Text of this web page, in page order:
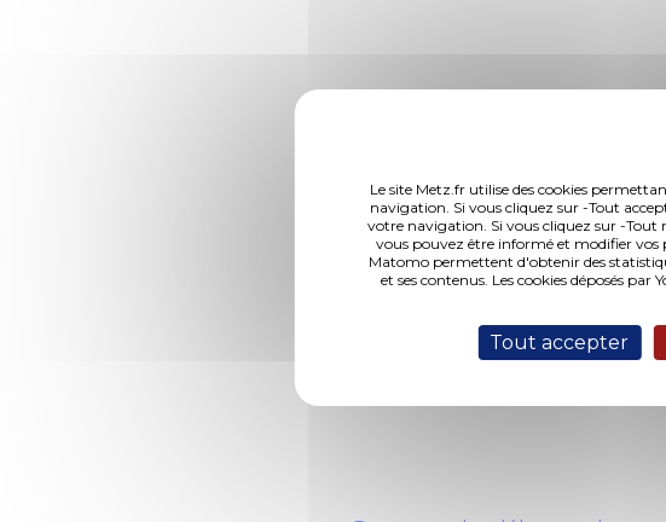
Le site Metz.fr utilise des cookies
navigation. Si vous cliquez sur -Tout
votre navigation. Si vous cliquez sur -Tout
vous pouvez être informé et modifier vos
Matomo permettent d'obtenir des
et ses contenus. Les cookies déposés
Tout accepter